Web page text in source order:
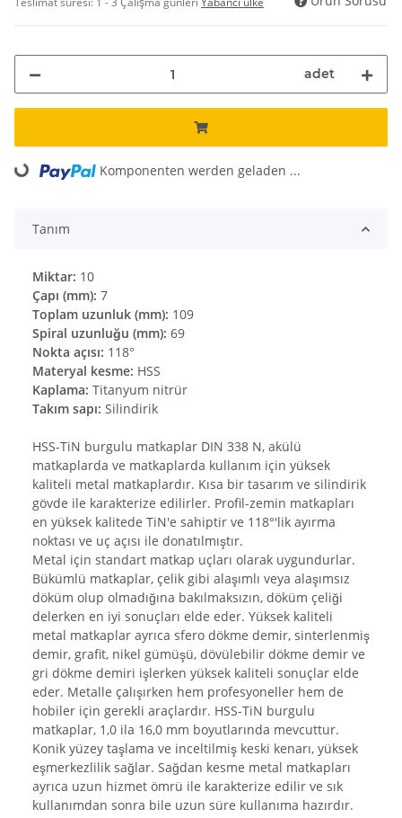
adet
Loading... Komponenten werden geladen ...
Tanım
Miktar: 10
Çapı (mm): 7
Toplam uzunluk (mm): 109
Spiral uzunluğu (mm): 69
Nokta açısı: 118°
Materyal kesme: HSS
Kaplama: Titanyum nitrür
Takım sapı: Silindirik
HSS-TiN burgulu matkaplar DIN 338 N, akülü
matkaplarda ve matkaplarda kullanım için yüksek
kaliteli metal matkaplardır. Kısa bir tasarım ve silindirik
gövde ile karakterize edilirler. Profil-zemin matkapları
en yüksek kalitede TiN'e sahiptir ve 118°'lik ayırma
noktası ve uç açısı ile donatılmıştır.
Metal için standart matkap uçları olarak uygundurlar.
Bükümlü matkaplar, çelik gibi alaşımlı veya alaşımsız
döküm olup olmadığına bakılmaksızın, döküm çeliği
delerken en iyi sonuçları elde eder. Yüksek kaliteli
metal matkaplar ayrıca sfero dökme demir, sinterlenmiş
demir, grafit, nikel gümüşü, dövülebilir dökme demir ve
gri dökme demiri işlerken yüksek kaliteli sonuçlar elde
eder. Metalle çalışırken hem profesyoneller hem de
hobiler için gerekli araçlardır. HSS-TiN burgulu
matkaplar, 1,0 ila 16,0 mm boyutlarında mevcuttur.
Konik yüzey taşlama ve inceltilmiş keski kenarı, yüksek
eşmerkezlilik sağlar. Sağdan kesme metal matkapları
ayrıca uzun hizmet ömrü ile karakterize edilir ve sık
kullanımdan sonra bile uzun süre kullanıma hazırdır.